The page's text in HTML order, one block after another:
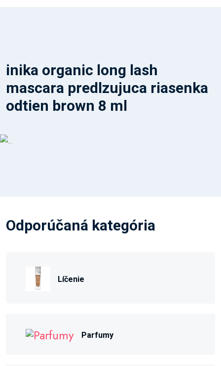
inika organic long lash
mascara predlzujuca riasenka
odtien brown 8 ml
Odporúčaná kategória
Líčenie
Parfumy